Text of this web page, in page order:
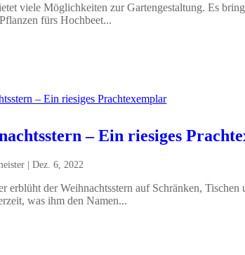
viele Möglichkeiten zur Gartengestaltung. Es
fürs Hochbeet...
– Ein riesiges
|Dez. 6, 2022
erblüht der Weihnachtsstern auf Schränken,
was ihm den Namen...